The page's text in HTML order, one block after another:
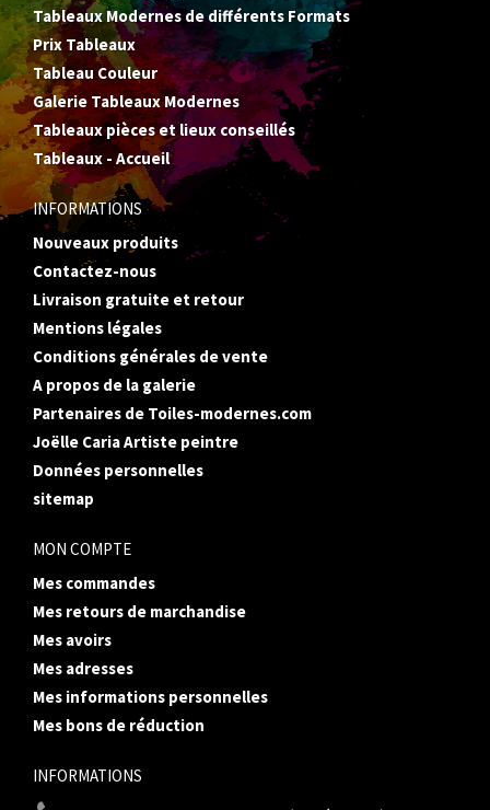
Tableaux Modernes de différents Formats
Prix Tableaux
Tableau Couleur
Galerie Tableaux Modernes
Tableaux pièces et lieux conseillés
Tableaux - Accueil
INFORMATIONS
Nouveaux produits
Contactez-nous
Livraison gratuite et retour
Mentions légales
Conditions générales de vente
A propos de la galerie
Partenaires de Toiles-modernes.com
Joëlle Caria Artiste peintre
Données personnelles
sitemap
MON COMPTE
Mes commandes
Mes retours de marchandise
Mes avoirs
Mes adresses
Mes informations personnelles
Mes bons de réduction
INFORMATIONS